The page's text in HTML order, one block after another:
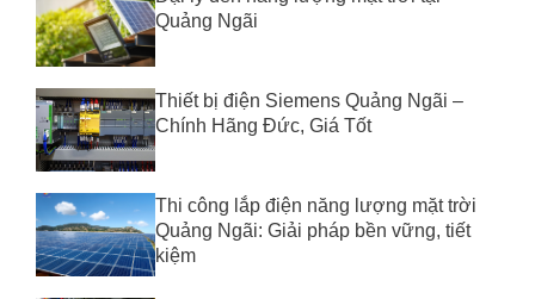
Quảng Ngãi
Thiết bị điện Siemens Quảng Ngãi –
Chính Hãng Đức, Giá Tốt
Thi công lắp điện năng lượng mặt trời
Quảng Ngãi: Giải pháp bền vững, tiết
kiệm